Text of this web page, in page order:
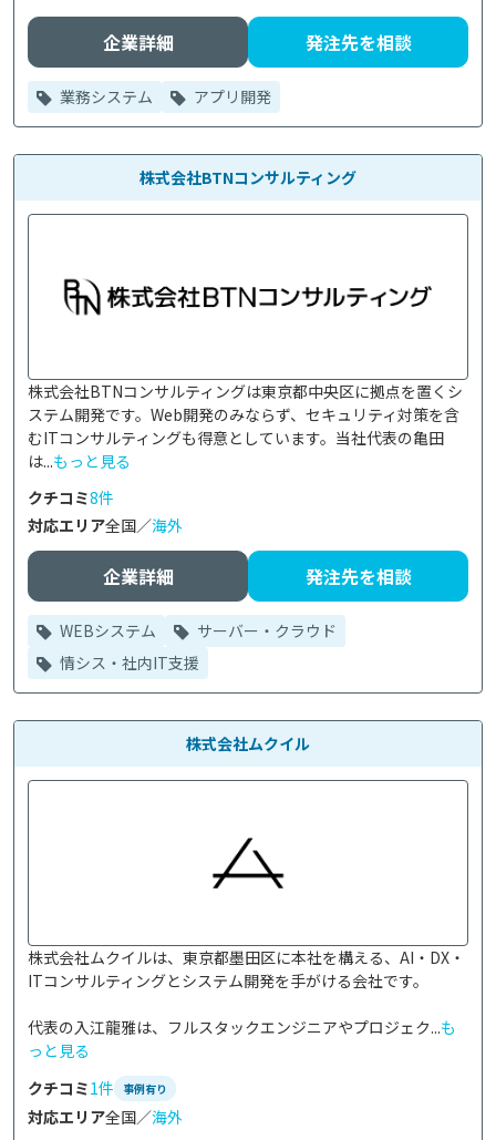
企業詳細 発注先を相談
業務システム アプリ開発
株式会社BTNコンサルティング
株式会社BTNコンサルティングは東京都中央区に拠点を置くシ
ステム開発です。Web開発のみならず、セキュリティ対策を含
むITコンサルティングも得意としています。当社代表の亀田
は...もっと見る
クチコミ8件
対応エリア全国／海外
企業詳細 発注先を相談
WEBシステム
サーバー・クラウド
情シス・社内IT支援
株式会社ムクイル
株式会社ムクイルは、東京都墨田区に本社を構える、AI・DX・
ITコンサルティングとシステム開発を手がける会社です。
代表の入江龍雅は、フルスタックエンジニアやプロジェク...も
っと見る
クチコミ1件 事例有り
対応エリア全国／海外